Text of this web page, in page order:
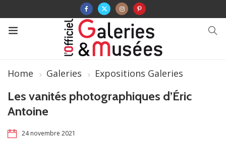
Home Galeries Expositions Galeries
Les vanités photographiques d’Éric
Antoine
24 novembre 2021